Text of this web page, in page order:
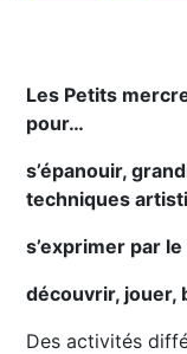
Les Petits
pour…
s’épanouir,
techniques
s’exprimer par
découvrir, jouer,
Des activités